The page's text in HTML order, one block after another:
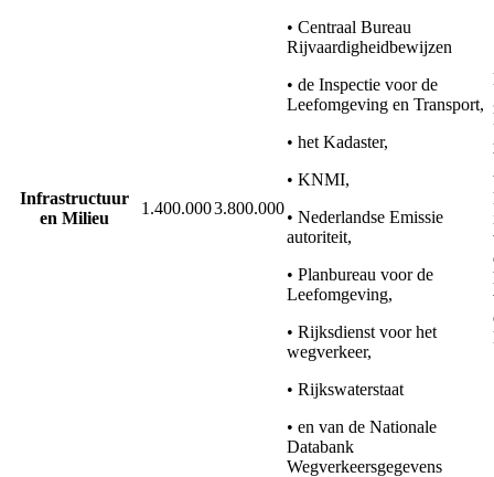
Infrastructuur
en Milieu
1.400.0003.800.000
• Centraal Bureau
Rijvaardigheidbewijzen
• de Inspectie voor de
Leefomgeving en Transport,
• het Kadaster,
• KNMI,
• Nederlandse Emissie
autoriteit,
• Planbureau voor de
Leefomgeving,
• Rijksdienst voor het
wegverkeer,
• Rijkswaterstaat
• en van de Nationale
Databank
Wegverkeersgegevens